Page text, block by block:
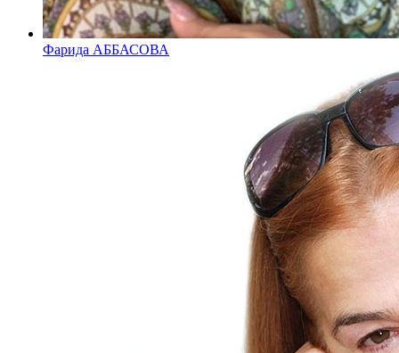
Фарида АББАСОВА